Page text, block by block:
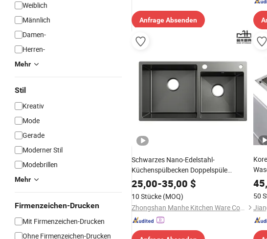
Weiblich
Männlich
Damen-
Herren-
Mehr
Stil
Kreativ
Mode
Gerade
Moderner Stil
Modebrillen
Mehr
Firmenzeichen-Drucken
Mit Firmenzeichen-Drucken
Ohne Firmenzeichen-Drucken
Anfrage Absenden
Schwarzes Nano-Edelstahl-
Küchenspülbecken Doppelspüle
Doppelwaschbecken handgefertigtes
Doppelspüle
25,00-35,00 $
10 Stücke (MOQ)
Zhongshan Manhe Kitchen Ware Co., Ltd.
50